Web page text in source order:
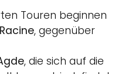
Touren beginnen
, gegenüber
, die sich auf die